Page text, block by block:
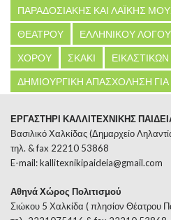
ΠΑΡΑΔΟΣΙΑΚΗΣ ΚΑΙ ΛΑΪΚΗΣ
ΘΕΑΤΡΟΥ
ΕΛΛΗΝΙΚΟΥ
ΧΟΡΟΥ
ΣΚΑΚΙ
ΕΙΚΑΣΤΙΚΩΝ
ΔΗΜΙΟΥΡΓΙΚΗ ΑΠΑΣΧΟΛΗΣΗ
ΕΡΓΑΣΤΗΡΙ ΚΑΛΛΙΤΕΧΝΙΚΗΣ
Βασιλικό Χαλκίδας (Δημαρχείο
τηλ. & fax 22210 53868
E-mail:kallitexnikipaideia@gmail.com
Αθηνά Χώρος Πολιτισμού
Σιώκου 5 Χαλκίδα ( πλησίον Θέατρου